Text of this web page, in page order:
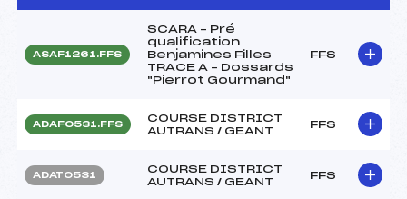
ASAF1261.FFS
SCARA – Pré
qualification
Benjamines Filles
TRACE A – Dossards
"Pierrot Gourmand"
FFS
ADAF0531.FFS
COURSE DISTRICT
AUTRANS / GEANT
FFS
ADAT0531
COURSE DISTRICT
AUTRANS / GEANT
FFS